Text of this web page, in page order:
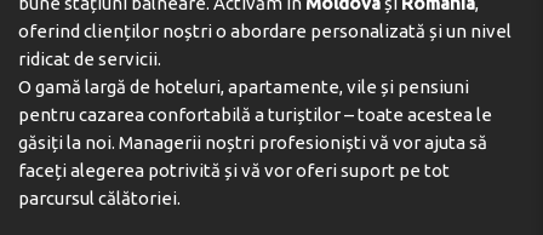
oferind clienților noștri o abordare personalizată și un nivel
ridicat de servicii.
O gamă largă de hoteluri, apartamente, vile și pensiuni
pentru cazarea confortabilă a turiștilor – toate acestea le
găsiți la noi. Managerii noștri profesioniști vă vor ajuta să
faceți alegerea potrivită și vă vor oferi suport pe tot
parcursul călătoriei.